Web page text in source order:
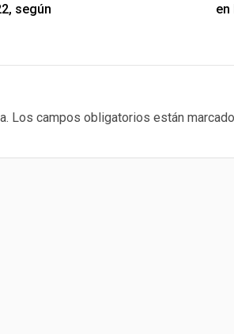
según
en
Los campos obligatorios están